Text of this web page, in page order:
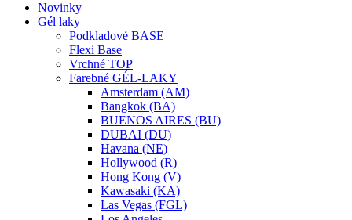
Novinky
Gél laky
Podkladové BASE
Flexi Base
Vrchné TOP
Farebné GÉL-LAKY
Amsterdam (AM)
Bangkok (BA)
BUENOS AIRES (BU)
DUBAI (DU)
Havana (NE)
Hollywood (R)
Hong Kong (V)
Kawasaki (KA)
Las Vegas (FGL)